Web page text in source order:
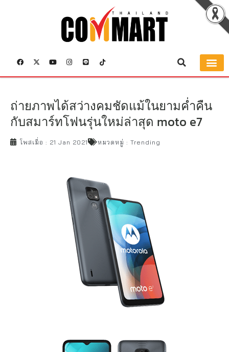
ถ่ายภาพได้สว่างคมชัดแม้ในยามค่ำคืน
กับสมาร์ทโฟนรุ่นใหม่ล่าสุด moto e7
โพสเมื่อ : 21 Jan 2021 หมวดหมู่ : Trending